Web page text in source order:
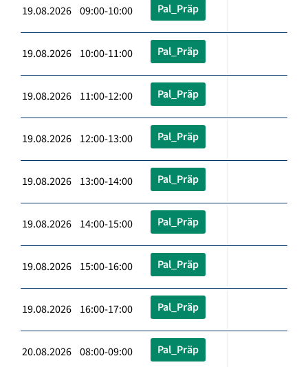
19.08.2026 09:00-10:00 Pal_Präp
19.08.2026 10:00-11:00 Pal_Präp
19.08.2026 11:00-12:00 Pal_Präp
19.08.2026 12:00-13:00 Pal_Präp
19.08.2026 13:00-14:00 Pal_Präp
19.08.2026 14:00-15:00 Pal_Präp
19.08.2026 15:00-16:00 Pal_Präp
19.08.2026 16:00-17:00 Pal_Präp
20.08.2026 08:00-09:00 Pal_Präp